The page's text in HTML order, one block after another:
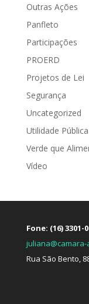
Outras Ações
Panfleto
Participações
PROERD
Projetos de Lei
Segurança
Uncategorized
Utilidade Pública
Verde que
Vídeo
Fone: (16) 3301-
Rua São Bento,